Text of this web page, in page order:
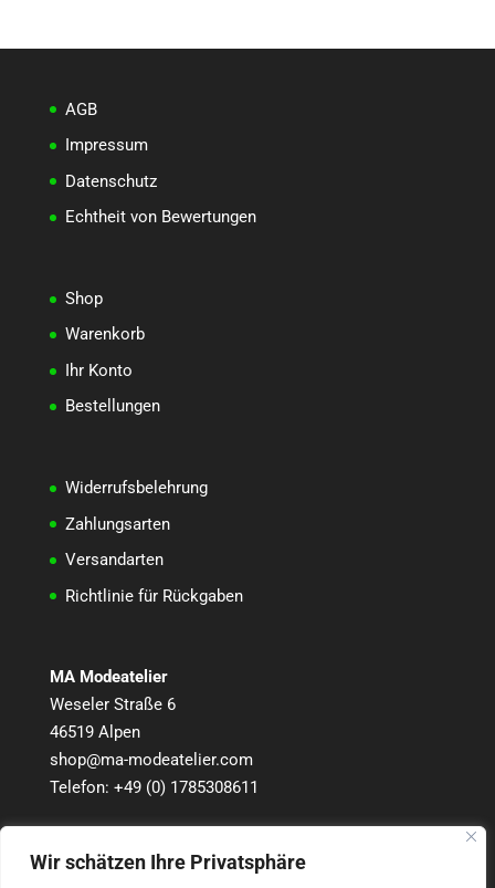
Wir schätzen Ihre Privatsphäre
AGB
Impressum
Datenschutz
Echtheit von Bewertungen
Shop
Warenkorb
Ihr Konto
Bestellungen
Widerrufsbelehrung
Zahlungsarten
Versandarten
Richtlinie für Rückgaben
MA Modeatelier
Weseler Straße 6
46519 Alpen
shop@ma-modeatelier.com
Telefon: +49 (0) 1785308611